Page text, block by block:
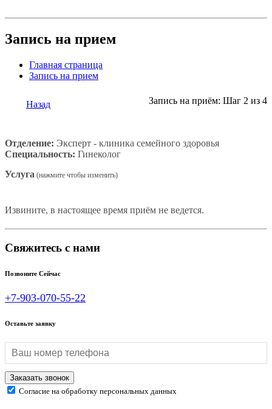
Запись на прием
Главная страница
Запись на прием
Назад Запись на приём: Шаг 2 из 4
Отделение: Эксперт - клиника семейного здоровья
Специальность: Гинеколог
Услуга
Извините, в настоящее время приём не ведется.
Свяжитесь с нами
Позвоните Сейчас
+7-903-070-55-22
Оставьте заявку
Согласие на обработку персональных данных